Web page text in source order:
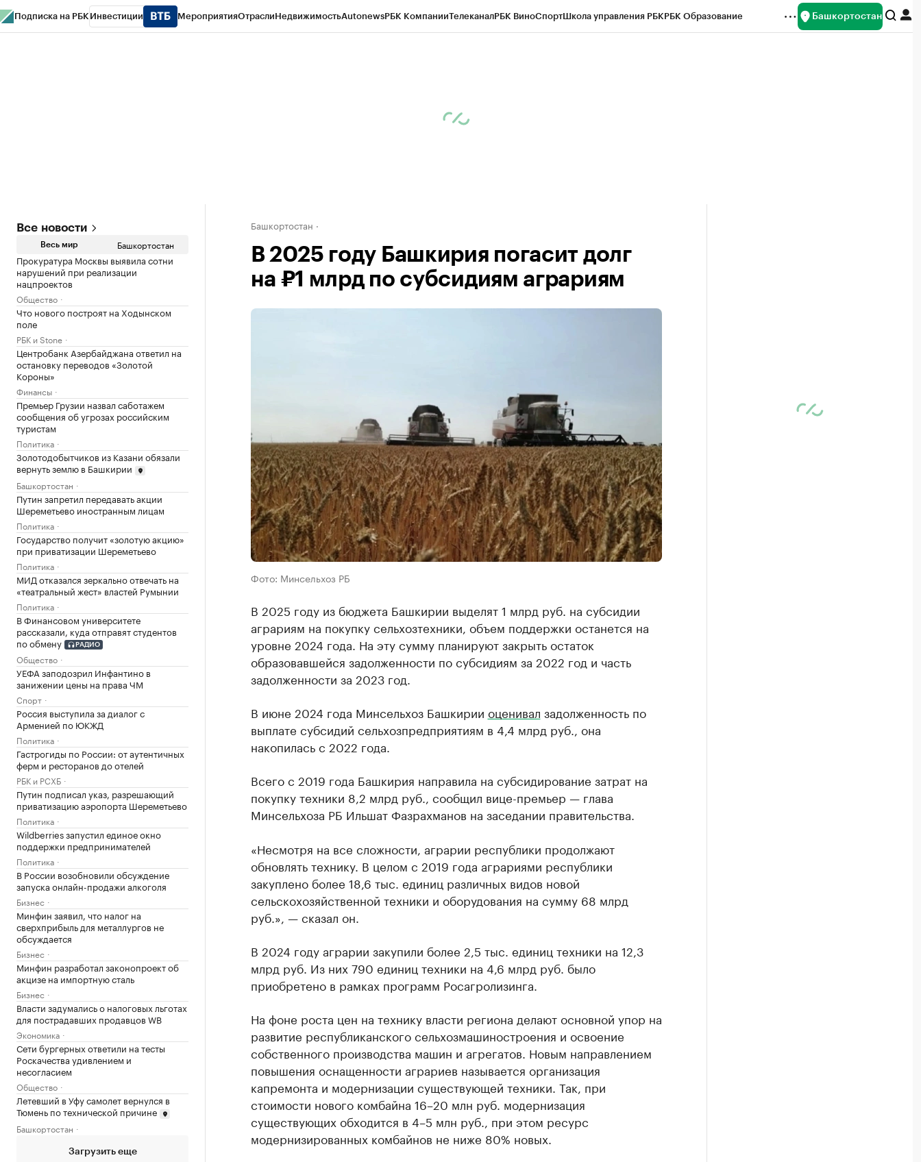
Подписка на РБК Инвестиции МероприятияОтраслиНедвижимостьAutonewsРБК КомпанииТелеканалРБК ВиноСпортШкола управления РБКРБК Образование Башкортостан
Все новости
Весь мир Башкортостан
Прокуратура Москвы выявила сотни
нарушений при реализации
нацпроектов
Общество
Что нового построят на Ходынском
поле
РБК и Stone
Центробанк Азербайджана ответил на
остановку переводов «Золотой
Короны»
Финансы
Премьер Грузии назвал саботажем
сообщения об угрозах российским
туристам
Политика
Золотодобытчиков из Казани обязали
вернуть землю в Башкирии
Башкортостан
Путин запретил передавать акции
Шереметьево иностранным лицам
Политика
Государство получит «золотую акцию»
при приватизации Шереметьево
Политика
МИД отказался зеркально отвечать на
«театральный жест» властей Румынии
Политика
В Финансовом университете
рассказали, куда отправят студентов
по обмену
РАДИО
Общество
УЕФА заподозрил Инфантино в
занижении цены на права ЧМ
Спорт
Россия выступила за диалог с
Арменией по ЮКЖД
Политика
Гастрогиды по России: от аутентичных
ферм и ресторанов до отелей
РБК и РСХБ
Путин подписал указ, разрешающий
приватизацию аэропорта Шереметьево
Политика
Wildberries запустил единое окно
поддержки предпринимателей
Политика
В России возобновили обсуждение
запуска онлайн-продажи алкоголя
Бизнес
Минфин заявил, что налог на
сверхприбыль для металлургов не
обсуждается
Бизнес
Минфин разработал законопроект об
акцизе на импортную сталь
Бизнес
Власти задумались о налоговых льготах
для пострадавших продавцов WB
Экономика
Сети бургерных ответили на тесты
Роскачества удивлением и
несогласием
Общество
Летевший в Уфу самолет вернулся в
Тюмень по технической причине
Башкортостан
Загрузить еще
Башкортостан
В 2025 году Башкирия погасит долг
на ₽1 млрд по субсидиям аграриям
Фото: Минсельхоз РБ
В 2025 году из бюджета Башкирии выделят 1 млрд руб. на субсидии
аграриям на покупку сельхозтехники, объем поддержки останется на
уровне 2024 года. На эту сумму планируют закрыть остаток
образовавшейся задолженности по субсидиям за 2022 год и часть
задолженности за 2023 год.
В июне 2024 года Минсельхоз Башкирии оценивал задолженность по
выплате субсидий сельхозпредприятиям в 4,4 млрд руб., она
накопилась с 2022 года.
Всего с 2019 года Башкирия направила на субсидирование затрат на
покупку техники 8,2 млрд руб., сообщил вице-премьер — глава
Минсельхоза РБ Ильшат Фазрахманов на заседании правительства.
«Несмотря на все сложности, аграрии республики продолжают
обновлять технику. В целом с 2019 года аграриями республики
закуплено более 18,6 тыс. единиц различных видов новой
сельскохозяйственной техники и оборудования на сумму 68 млрд
руб.», — сказал он.
В 2024 году аграрии закупили более 2,5 тыс. единиц техники на 12,3
млрд руб. Из них 790 единиц техники на 4,6 млрд руб. было
приобретено в рамках программ Росагролизинга.
На фоне роста цен на технику власти региона делают основной упор на
развитие республиканского сельхозмашиностроения и освоение
собственного производства машин и агрегатов. Новым направлением
повышения оснащенности аграриев называется организация
капремонта и модернизации существующей техники. Так, при
стоимости нового комбайна 16–20 млн руб. модернизация
существующих обходится в 4–5 млн руб., при этом ресурс
модернизированных комбайнов не ниже 80% новых.